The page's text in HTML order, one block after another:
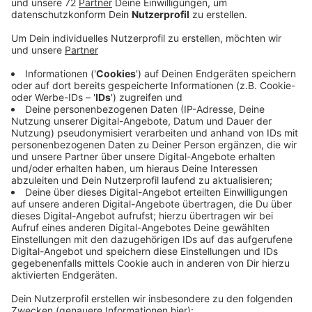
Zu bestimmten Zeiten in der Woche und am
wegfallen. Dafür sind Regionalverkehr Münsterland
und Kreis, weil der Bus außerhalb des Berufsverkehrs
nicht gut besetzt sei. Das sieht die Gemeinde anders.
Die Fahrgastzahlen seien seit dem Projektstart
vielmehr gestiegen. Gerade die Verbindung am
Wochenende sei wichtig, betont Holger Zbick von der
Dorfgemeinschaft. Er hatte sich so für den Schnellbus
eingesetzt. Er sei wichtig, einmal für die Daruper
selbst und auf der anderen Seite für viele Touristen,
die am Wochenende zum Beispiel das Landgasthaus
oder Veranstaltungen in Darup besuchen.
In der vergangenen Woche wurden noch einmal
Nachfrage, sie werte die Daten zur Zeit noch aus.